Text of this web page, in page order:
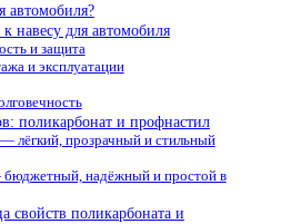
автомобиля?
навесу для автомобиля
и защита
и эксплуатации
поликарбонат и профнастил
лёгкий, прозрачный и стильный
надёжный и простой в
свойств поликарбоната и